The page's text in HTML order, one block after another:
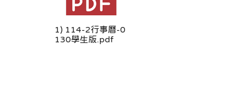
1) 114-2行事曆-0
130學生版.pdf